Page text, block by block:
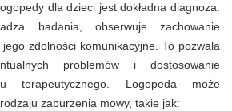
dla dzieci jest dokładna diagnoza.
badania, obserwuje zachowanie
zdolności komunikacyjne. To pozwala
problemów i dostosowanie
terapeutycznego. Logopeda może
zaburzenia mowy, takie jak: